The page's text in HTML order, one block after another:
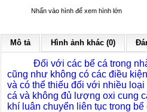
Nhấn vào hình để xem hình lớn
Mô tả Hình ảnh khác (0)
Đối với các bể cá trong
cũng như không có các điều
và có thể thiếu đối với nhiều
cá và không đủ lượng oxi cung
khí luân chuyển liên tục trong